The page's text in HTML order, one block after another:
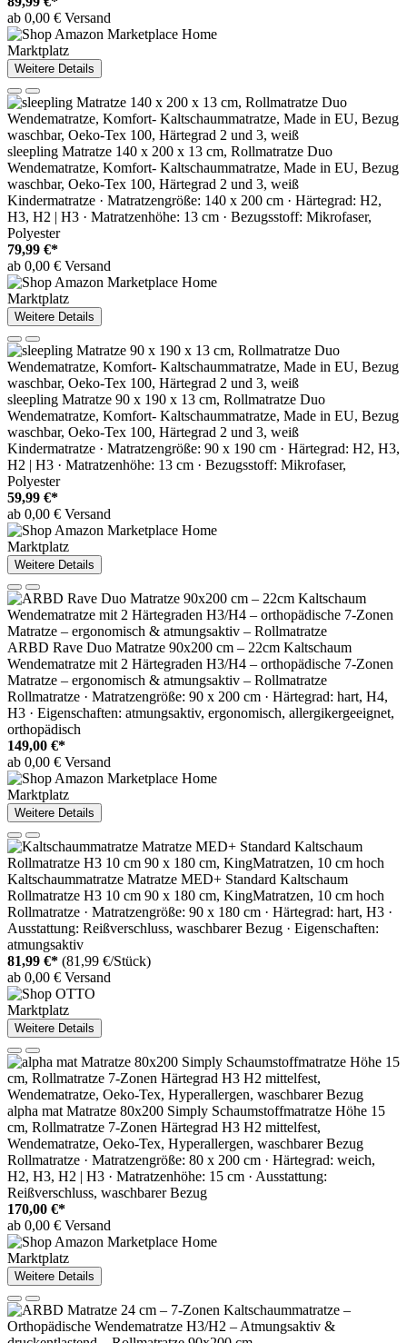
ab 0,00 € Versand
Marktplatz
Weitere Details
sleepling Matratze 140 x 200 x 13 cm, Rollmatratze Duo
Wendematratze, Komfort- Kaltschaummatratze, Made in EU, Bezug
waschbar, Oeko-Tex 100, Härtegrad 2 und 3, weiß
Kindermatratze · Matratzengröße: 140 x 200 cm · Härtegrad: H2,
H3, H2 | H3 · Matratzenhöhe: 13 cm · Bezugsstoff: Mikrofaser,
Polyester
79,99 €*
ab 0,00 € Versand
Marktplatz
Weitere Details
sleepling Matratze 90 x 190 x 13 cm, Rollmatratze Duo
Wendematratze, Komfort- Kaltschaummatratze, Made in EU, Bezug
waschbar, Oeko-Tex 100, Härtegrad 2 und 3, weiß
Kindermatratze · Matratzengröße: 90 x 190 cm · Härtegrad: H2, H3,
H2 | H3 · Matratzenhöhe: 13 cm · Bezugsstoff: Mikrofaser,
Polyester
59,99 €*
ab 0,00 € Versand
Marktplatz
Weitere Details
ARBD Rave Duo Matratze 90x200 cm – 22cm Kaltschaum
Wendematratze mit 2 Härtegraden H3/H4 – orthopädische 7-Zonen
Matratze – ergonomisch & atmungsaktiv – Rollmatratze
Rollmatratze · Matratzengröße: 90 x 200 cm · Härtegrad: hart, H4,
H3 · Eigenschaften: atmungsaktiv, ergonomisch, allergikergeeignet,
orthopädisch
149,00 €*
ab 0,00 € Versand
Marktplatz
Weitere Details
Kaltschaummatratze Matratze MED+ Standard Kaltschaum
Rollmatratze H3 10 cm 90 x 180 cm, KingMatratzen, 10 cm hoch
Rollmatratze · Matratzengröße: 90 x 180 cm · Härtegrad: hart, H3 ·
Ausstattung: Reißverschluss, waschbarer Bezug · Eigenschaften:
atmungsaktiv
81,99 €* (81,99 €/Stück)
ab 0,00 € Versand
Marktplatz
Weitere Details
alpha mat Matratze 80x200 Simply Schaumstoffmatratze Höhe 15
cm, Rollmatratze 7-Zonen Härtegrad H3 H2 mittelfest,
Wendematratze, Oeko-Tex, Hyperallergen, waschbarer Bezug
Rollmatratze · Matratzengröße: 80 x 200 cm · Härtegrad: weich,
H2, H3, H2 | H3 · Matratzenhöhe: 15 cm · Ausstattung:
Reißverschluss, waschbarer Bezug
170,00 €*
ab 0,00 € Versand
Marktplatz
Weitere Details